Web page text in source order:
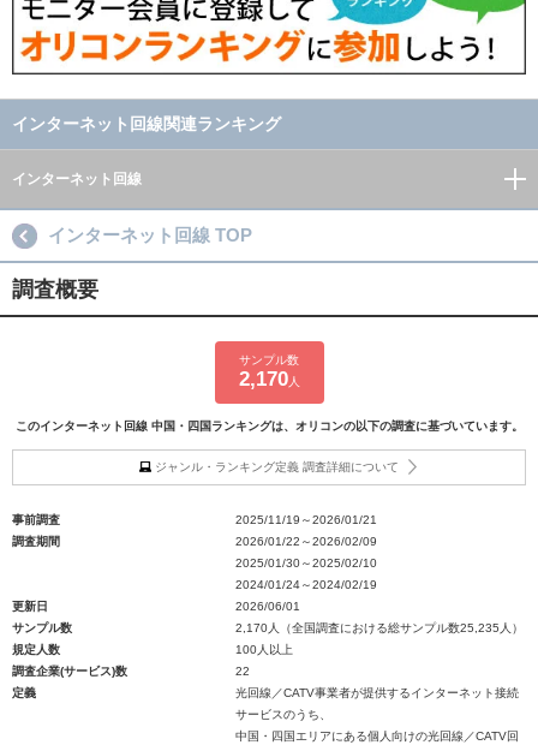
インターネット回線関連ランキング
インターネット回線
インターネット回線 TOP
調査概要
サンプル数
2,170人
このインターネット回線 中国・四国ランキングは、オリコンの以下の調査に基づいています。
ジャンル・ランキング定義 調査詳細について
事前調査
2025/11/19～2026/01/21
調査期間
2026/01/22～2026/02/09
2025/01/30～2025/02/10
2024/01/24～2024/02/19
更新日
2026/06/01
サンプル数
2,170人（全国調査における総サンプル数25,235人）
規定人数
100人以上
調査企業(サービス)数
22
定義
光回線／CATV事業者が提供するインターネット接続
サービスのうち、
中国・四国エリアにある個人向けの光回線／CATV回